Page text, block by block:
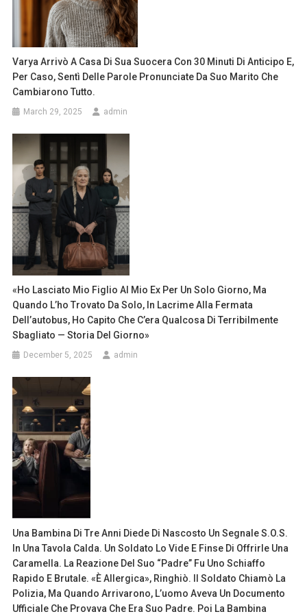
Varya Arrivò A Casa Di Sua Suocera Con 30 Minuti Di Anticipo E,
Per Caso, Sentì Delle Parole Pronunciate Da Suo Marito Che
Cambiarono Tutto.
March 29, 2025 admin
«Ho Lasciato Mio Figlio Al Mio Ex Per Un Solo Giorno, Ma
Quando L’ho Trovato Da Solo, In Lacrime Alla Fermata
Dell’autobus, Ho Capito Che C’era Qualcosa Di Terribilmente
Sbagliato — Storia Del Giorno»
December 5, 2025 admin
Una Bambina Di Tre Anni Diede Di Nascosto Un Segnale S.O.S.
In Una Tavola Calda. Un Soldato Lo Vide E Finse Di Offrirle Una
Caramella. La Reazione Del Suo “padre” Fu Uno Schiaffo
Rapido E Brutale. «È Allergica», Ringhiò. Il Soldato Chiamò La
Polizia, Ma Quando Arrivarono, L’uomo Aveva Un Documento
Ufficiale Che Provava Che Era Suo Padre. Poi La Bambina